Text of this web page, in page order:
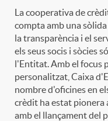
La cooperativa de
compta amb una
la transparència i el
els seus socis i sòcies
l'Entitat. Amb el focus
personalitzat, Caixa
nombre d'oficines en
crèdit ha estat pionera
amb el llançament del